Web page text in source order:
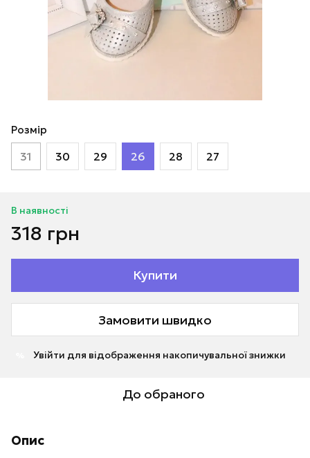
Розмір
31 30 29 26 28 27
В наявності
318 грн
Купити
Замовити швидко
Увійти для відображення накопичувальної знижки
До обраного
Опис